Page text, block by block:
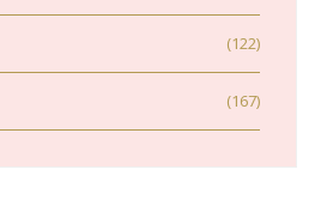
(122)
(167)